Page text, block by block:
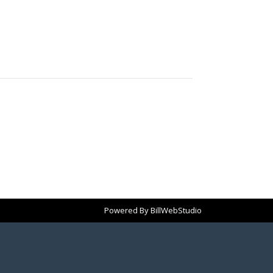
Powered ByBillWebStudio